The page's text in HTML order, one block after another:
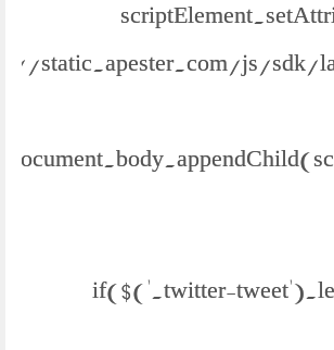
static.apester.com/js/sdk/
if($('.twitter-